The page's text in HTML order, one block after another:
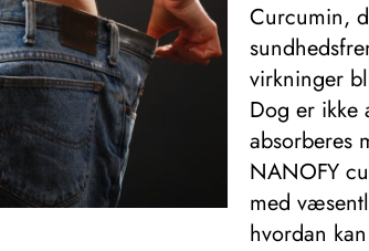
Curcumin,
virkninger
Dog er ikke
absorberes
NANOFY
med
hvordan